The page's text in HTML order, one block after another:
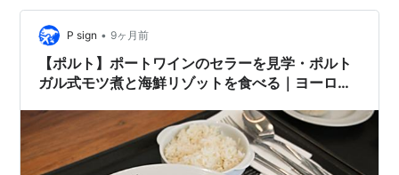
せる。 ボール状に丸めたらフライパンに油を熱し、ボー
ルの表面を焼き付けてから…
P sign • 9ヶ月前
【ポルト】ポートワインのセラーを見学・ポルト
ガル式モツ煮と海鮮リゾットを食べる｜ヨーロッ